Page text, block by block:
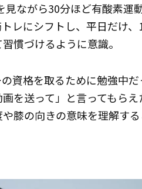
ながら30分ほど有酸素運
レにシフトし、平日だけ、
慣づけるように意識。
資格を取るために勉強中
を送って」と言ってもらえ
膝の向きの意味を理解す